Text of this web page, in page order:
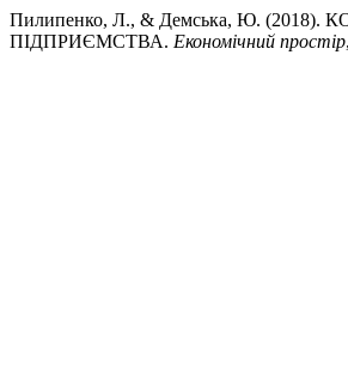
Пилипенко, Л., & Демська, Ю.
ПІДПРИЄМСТВА. Економічний простір